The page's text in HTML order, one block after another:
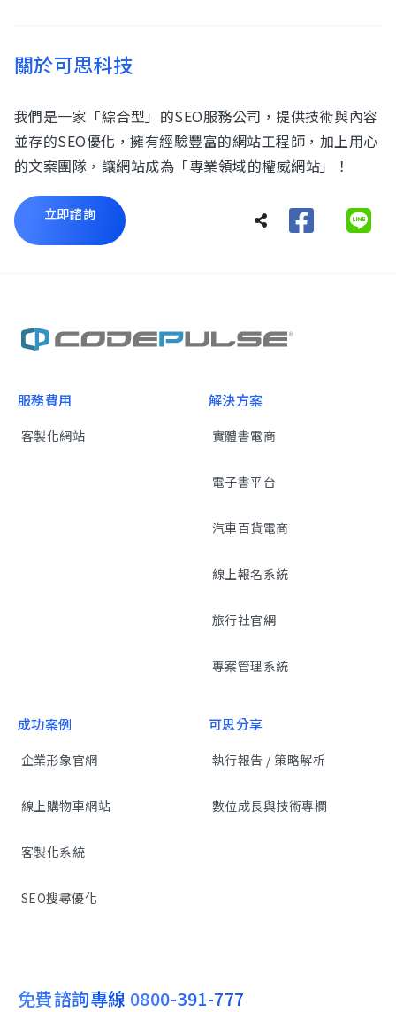
關於可思科技
我們是一家「綜合型」的SEO服務公司，提供技術與內容
並存的SEO優化，擁有經驗豐富的網站工程師，加上用心
的文案團隊，讓網站成為「專業領域的權威網站」！
立即諮詢
服務費用
客製化網站
解決方案
實體書電商
電子書平台
汽車百貨電商
線上報名系統
旅行社官網
專案管理系統
成功案例
企業形象官網
線上購物車網站
客製化系統
SEO搜尋優化
可思分享
執行報告 / 策略解析
數位成長與技術專欄
免費諮詢專線 0800-391-777